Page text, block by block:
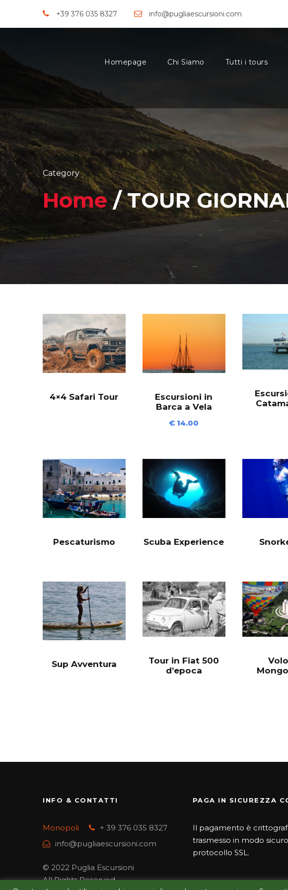
+39 376 035 8327 info@pugliaescursioni.com
Homepage Chi Siamo Tutti i tours
Category
Home/ TOUR
4×4 Safari Tour
Escursioni in
Barca a Vela
€ 14.00
Pescaturismo Scuba Experience
Sup Avventura
Tour in Fiat 500
d’epoca
INFO & CONTATTI
Monopoli
+ 39 376 035 8327
info@pugliaescursioni.com
© 2022 Puglia Escursioni
All Rights Reserved.
PAGA IN SICUREZZA
Il pagamento è
trasmesso in modo
protocollo SSL.